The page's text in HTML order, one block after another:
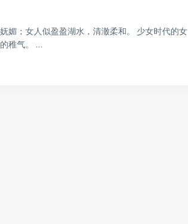
媚；女人似盈盈湖水，清澈柔和。 少女时代的女
稚气。 ...